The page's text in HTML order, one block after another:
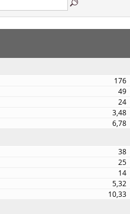
176
49
24
3,48
6,78
38
25
14
5,32
10,33